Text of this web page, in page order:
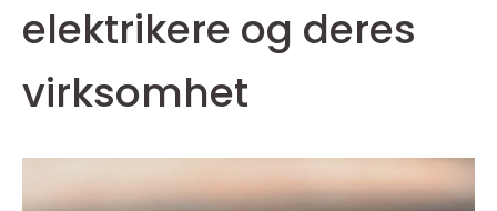
elektrikere og deres
virksomhet